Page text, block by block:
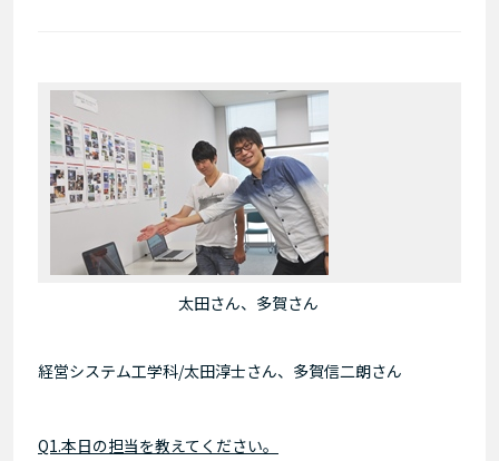
太田さん、多賀さん
経営システム工学科/太田淳士さん、多賀信二朗さん
Q1.本日の担当を教えてください。